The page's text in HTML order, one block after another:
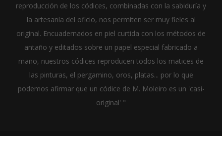
reproducción de los códices, combinadas con la sabiduría y
la artesanía del oficio, nos permiten ser muy fieles al
original. Encuadernados en piel curtida con los métodos de
antaño y editados sobre un papel especial fabricado a
mano, nuestros códices reproducen todos los matices de
las pinturas, el pergamino, oros, platas... por lo que
podemos afirmar que un códice de M. Moleiro es un 'casi-
original' "